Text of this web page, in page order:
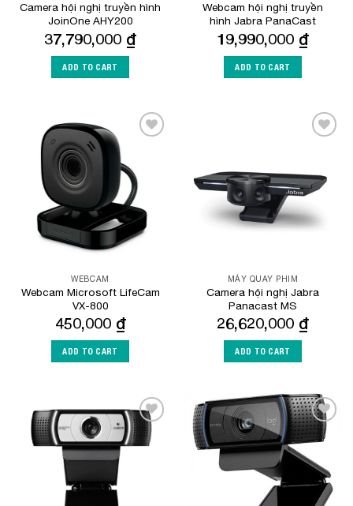
Camera hội nghị truyền hình
JoinOne AHY200
37,790,000 ₫
ADD TO CART
Webcam hội nghị truyền
hình Jabra PanaCast
19,990,000 ₫
ADD TO CART
WEBCAM
Webcam Microsoft LifeCam
VX-800
450,000 ₫
ADD TO CART
MÁY QUAY PHIM
Camera hội nghị Jabra
Panacast MS
26,620,000 ₫
ADD TO CART
Add to
Wishlist
Add to
Wishlist